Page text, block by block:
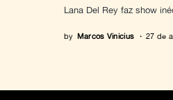
Lana Del Rey faz show
by Marcos Vinicius 27 de